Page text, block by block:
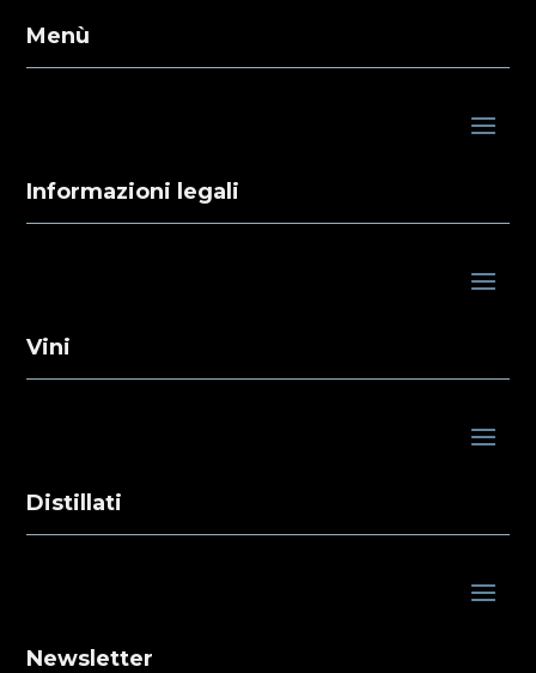
Menù
Informazioni legali
Vini
Distillati
Newsletter